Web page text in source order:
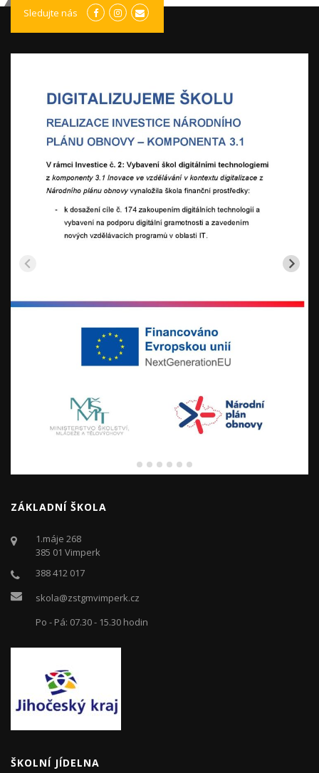
Sledujte nás
ZÁKLADNÍ ŠKOLA
1.máje 268
385 01 Vimperk
388 412 017
skola@zstgmvimperk.cz
Po - Pá: 07.30 - 15.30 hodin
ŠKOLNÍ JÍDELNA